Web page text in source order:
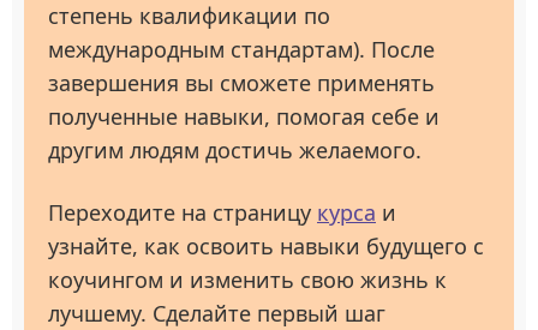
степень квалификации по
международным стандартам). После
завершения вы сможете применять
полученные навыки, помогая себе и
другим людям достичь желаемого.
Переходите на страницу курса и
узнайте, как освоить навыки будущего с
коучингом и изменить свою жизнь к
лучшему. Сделайте первый шаг